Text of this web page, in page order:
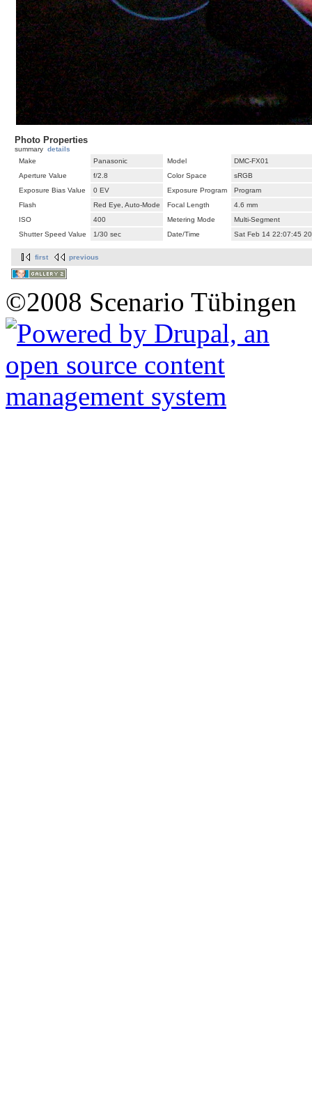
Photo Properties
summary details
Make
Panasonic Model
DMC-FX01
Aperture Value
f/2.8 Color Space
sRGB
Exposure Bias Value
0 EV Exposure Program
Program
Flash
Red Eye, Auto-Mode Focal Length
4.6 mm
ISO
400 Metering Mode
Multi-Segment
Shutter Speed Value
1/30 sec Date/Time Sat Feb 14 22:07:45
first previous
©2008 Scenario Tübingen